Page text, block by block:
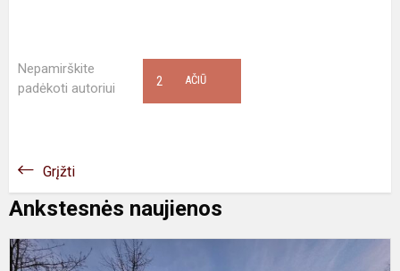
Nepamirškite
padėkoti autoriui
AČIŪ
2
Grįžti
Ankstesnės naujienos